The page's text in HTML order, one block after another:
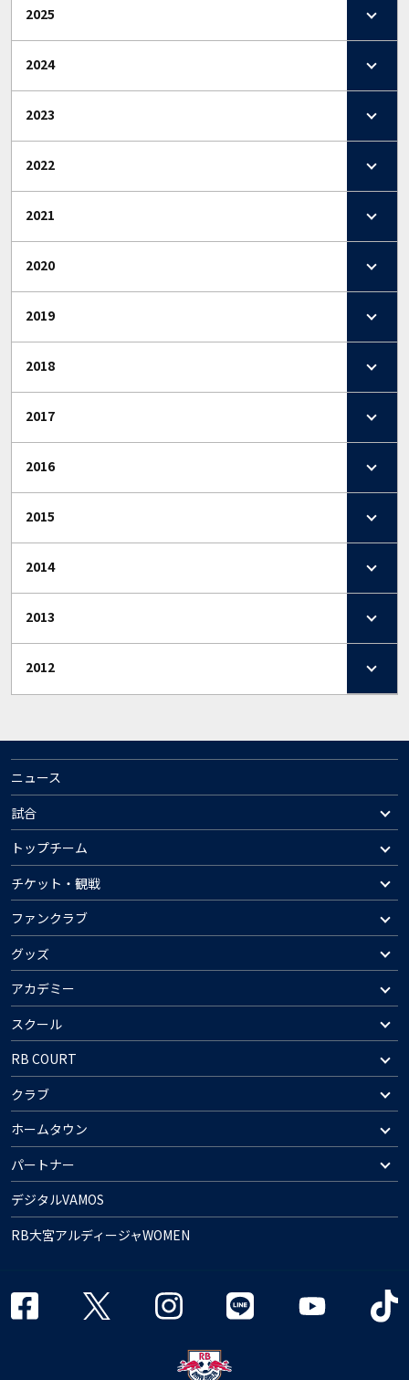
2025
2024
2023
2022
2021
2020
2019
2018
2017
2016
2015
2014
2013
2012
ニュース
試合
トップチーム
チケット・観戦
ファンクラブ
グッズ
アカデミー
スクール
RB COURT
クラブ
ホームタウン
パートナー
デジタルVAMOS
RB大宮アルディージャWOMEN